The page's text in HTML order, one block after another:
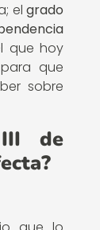
elgrado
que hoy
que
sobre
de